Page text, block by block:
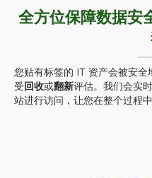
全方位保障数据安
您贴有标签的 IT 资产会被安
受回收或翻新评估。我们会实
站进行访问，让您在整个过程中